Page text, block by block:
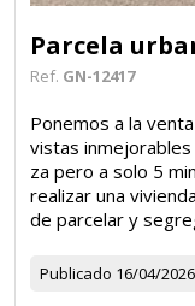
Parcela
Ref. GN-12417
Ponemos a la
vistas
za pero a solo 5
realizar una
de parcelar y
Publicado 16/04/2026